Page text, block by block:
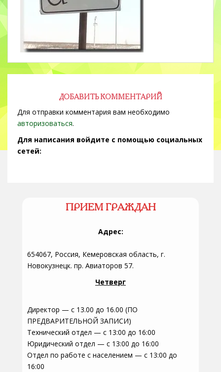
ДОБАВИТЬ КОММЕНТАРИЙ
Для отправки комментария вам необходимо
авторизоваться.
Для написания войдите с помощью социальных
сетей:
ПРИЕМ ГРАЖДАН
Адрес:
654067, Россия, Кемеровская область, г.
Новокузнецк. пр. Авиаторов 57.
Четверг
Директор — с 13.00 до 16.00 (ПО
ПРЕДВАРИТЕЛЬНОЙ ЗАПИСИ)
Технический отдел — с 13:00 до 16:00
Юридический отдел — с 13:00 до 16:00
Отдел по работе с населением — с 13:00 до
16:00